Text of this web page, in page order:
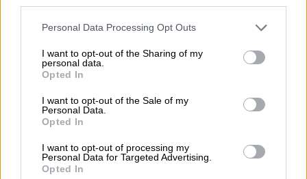
Personal Data Processing Opt Outs
I want to opt-out of the Sharing of my
personal data.
Opted In
I want to opt-out of the Sale of my
Personal Data.
Opted In
I want to opt-out of processing my
Personal Data for Targeted Advertising.
Opted In
Ε.Ε και παράνομη μετανάστευση: προτάσεις και δράσεις με
05.08.2026
05.08.2026
Η νέα εποχή στην εκπαίδευση των ασφαλιστικών
διαμεσολαβητών